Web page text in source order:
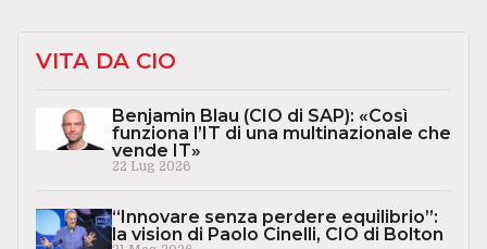
VITA DA CIO
Benjamin Blau (CIO di SAP): «Così
funziona l’IT di una multinazionale che
vende IT»
22 Lug 2026
“Innovare senza perdere equilibrio”:
la vision di Paolo Cinelli, CIO di Bolton